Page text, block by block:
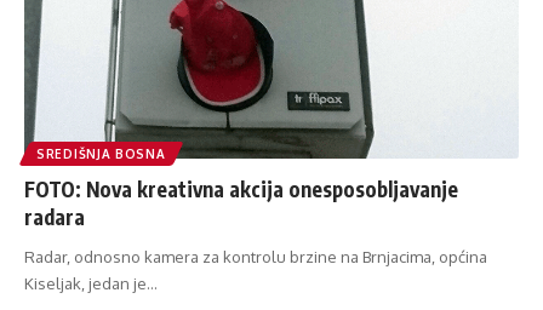
SREDIŠNJA BOSNA
FOTO: Nova kreativna akcija onesposobljavanje
radara
Radar, odnosno kamera za kontrolu brzine na Brnjacima, općina
Kiseljak, jedan je…